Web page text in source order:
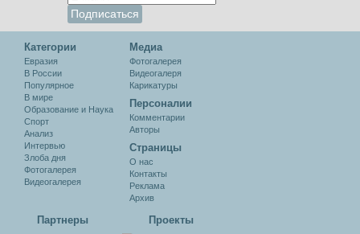
Категории
Евразия
В России
Популярное
В мире
Образование и Наука
Спорт
Анализ
Интервью
Злоба дня
Фотогалерея
Видеогалерея
Медиа
Фотогалерея
Видеогалеря
Карикатуры
Персоналии
Комментарии
Авторы
Cтраницы
О нас
Контакты
Реклама
Архив
Партнеры Проекты